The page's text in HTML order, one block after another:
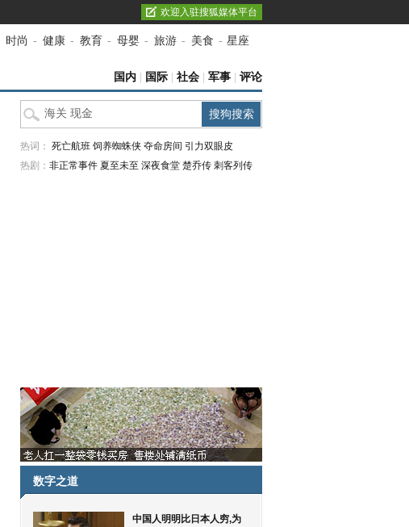
欢迎入驻搜狐媒体平台
时尚 - 健康 - 教育 - 母婴 - 旅游 - 美食 - 星座
国内 国际 社会 军事 评论
热词： 死亡航班 饲养蜘蛛侠 夺命房间 引力双眼皮
热剧： 非正常事件 夏至未至 深夜食堂 楚乔传 刺客列传
数字之道
中国人明明比日本人穷,为